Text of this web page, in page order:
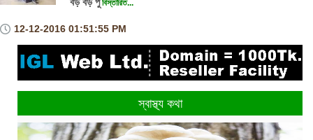
বিস্তারিত...
12-12-2016 01:51:55 PM
স্বাস্থ্য কথা